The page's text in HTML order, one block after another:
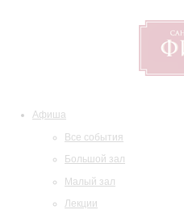
Афиша
Все события
Большой зал
Малый зал
Лекции